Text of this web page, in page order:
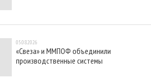
05.08.2026
«Свеза» и ММПОФ объединили
производственные системы